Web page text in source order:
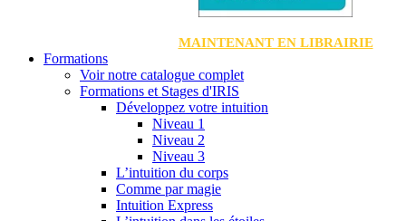
MAINTENANT EN LIBRAIRIE
Formations
Voir notre catalogue complet
Formations et Stages d'IRIS
Développez votre intuition
Niveau 1
Niveau 2
Niveau 3
L’intuition du corps
Comme par magie
Intuition Express